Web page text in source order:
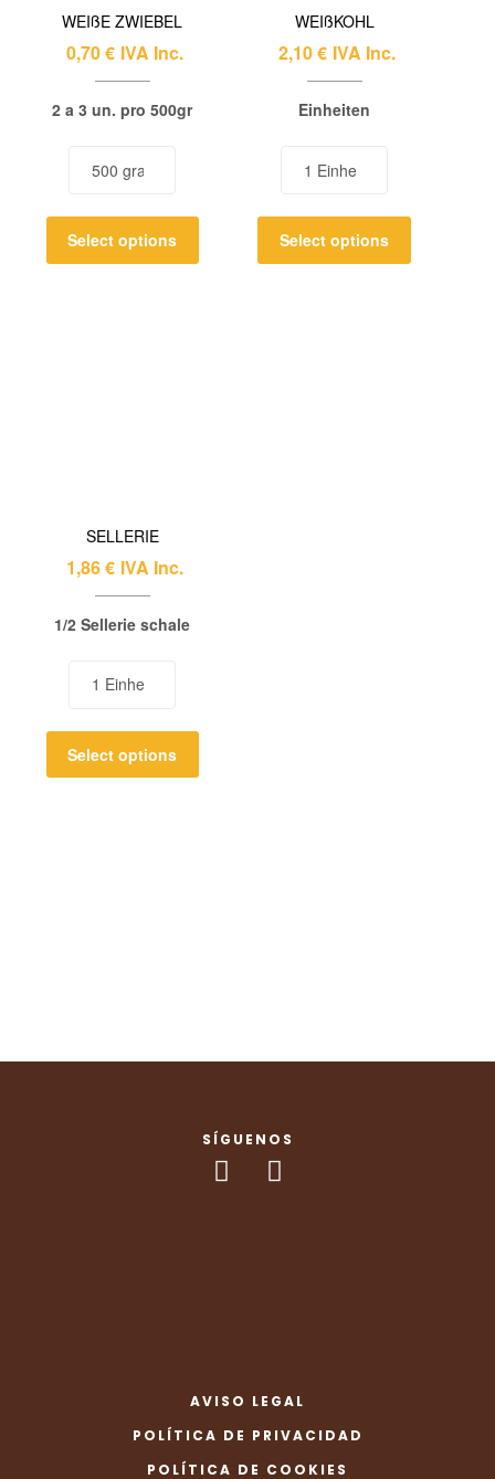
WEIßE ZWIEBEL
0,70€ IVA Inc.
2 a 3 un. pro 500gr
Select options
WEIßKOHL
2,10€ IVA Inc.
Einheiten
Select options
SELLERIE
1,86€ IVA Inc.
1/2 Sellerie schale
Select options
SÍGUENOS
AVISO LEGAL
POLÍTICA DE PRIVACIDAD
POLÍTICA DE COOKIES